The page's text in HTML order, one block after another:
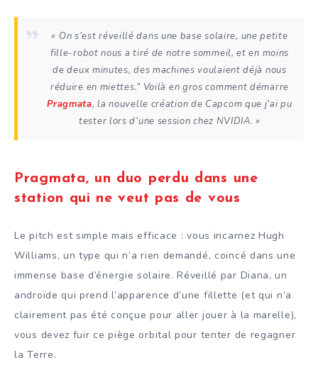
« On s’est réveillé dans une base solaire, une petite
fille-robot nous a tiré de notre sommeil, et en moins
de deux minutes, des machines voulaient déjà nous
réduire en miettes.” Voilà en gros comment démarre
Pragmata, la nouvelle création de Capcom que j’ai pu
tester lors d’une session chez NVIDIA. »
Pragmata, un duo perdu dans une
station qui ne veut pas de vous
Le pitch est simple mais efficace : vous incarnez Hugh
Williams, un type qui n’a rien demandé, coincé dans une
immense base d’énergie solaire. Réveillé par Diana, un
androïde qui prend l’apparence d’une fillette (et qui n’a
clairement pas été conçue pour aller jouer à la marelle),
vous devez fuir ce piège orbital pour tenter de regagner
la Terre.